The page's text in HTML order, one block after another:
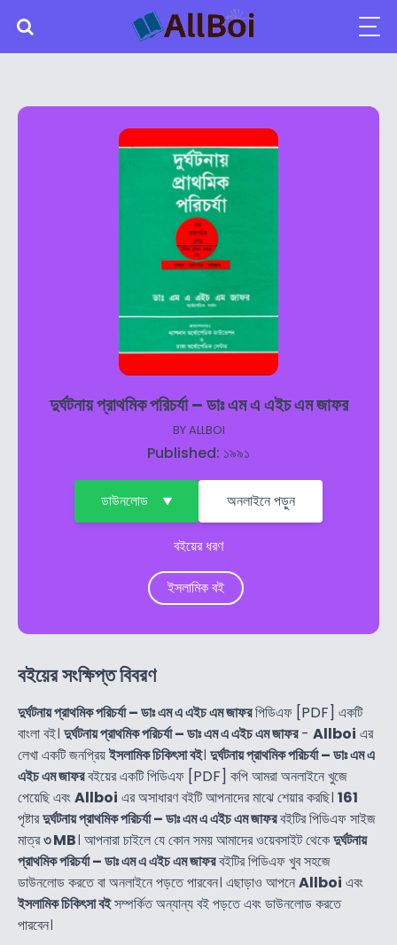
দুর্ঘটনায় প্রাথমিক পরিচর্যা – ডাঃ এম এ এইচ এম জাফর
BYALLBOI
Published: ১৯৯১
ডাউনলোড অনলাইনে পড়ুন
বইয়ের ধরণ
ইসলামিক বই
বইয়ের সংক্ষিপ্ত বিবরণ
দুর্ঘটনায় প্রাথমিক পরিচর্যা – ডাঃ এম এ এইচ এম জাফরপিডিএফ [PDF] একটি
বাংলা বই। দুর্ঘটনায় প্রাথমিক পরিচর্যা – ডাঃ এম এ এইচ এম জাফর- Allboi এর
লেখা একটি জনপ্রিয়ইসলামিক চিকিৎসা বই। দুর্ঘটনায় প্রাথমিক পরিচর্যা – ডাঃ এম এ
এইচ এম জাফরবইয়ের একটি পিডিএফ [PDF] কপি আমরা অনলাইনে খুজে
পেয়েছি এবংAllboi এর অসাধারণ বইটি আপনাদের মাঝে শেয়ার করছি। 161
পৃষ্টারদুর্ঘটনায় প্রাথমিক পরিচর্যা – ডাঃ এম এ এইচ এম জাফরবইটির পিডিএফ সাইজ
মাত্র৩ MB। আপনারা চাইলে যে কোন সময় আমাদের ওয়েবসাইট থেকেদুর্ঘটনায়
প্রাথমিক পরিচর্যা – ডাঃ এম এ এইচ এম জাফরবইটির পিডিএফ খুব সহজে
ডাউনলোড করতে বা অনলাইনে পড়তে পারবেন। এছাড়াও আপনেAllboi এবং
ইসলামিক চিকিৎসা বইসম্পর্কিত অন্যান্য বই পড়তে এবং ডাউনলোড করতে
পারবেন।